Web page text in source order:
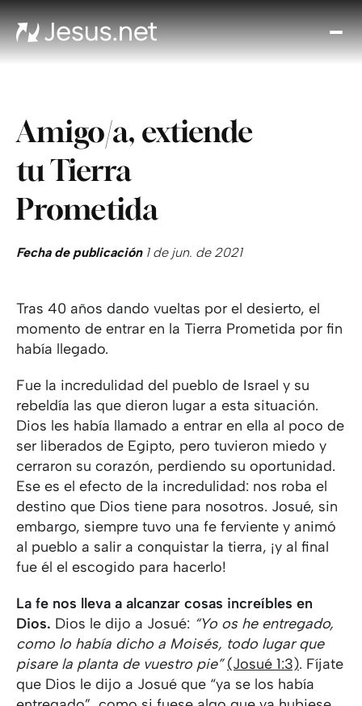
Amigo/a, extiende
tu Tierra
Prometida
Fecha de publicación1 de jun. de 2021
Tras 40 años dando vueltas por el desierto, el
momento de entrar en la Tierra Prometida por fin
había llegado.
Fue la incredulidad del pueblo de Israel y su
rebeldía las que dieron lugar a esta situación.
Dios les había llamado a entrar en ella al poco de
ser liberados de Egipto, pero tuvieron miedo y
cerraron su corazón, perdiendo su oportunidad.
Ese es el efecto de la incredulidad: nos roba el
destino que Dios tiene para nosotros. Josué, sin
embargo, siempre tuvo una fe ferviente y animó
al pueblo a salir a conquistar la tierra, ¡y al final
fue él el escogido para hacerlo!
La fe nos lleva a alcanzar cosas increíbles en
Dios. Dios le dijo a Josué: “Yo os he entregado,
como lo había dicho a Moisés, todo lugar que
pisare la planta de vuestro pie” (Josué 1:3). Fíjate
que Dios le dijo a Josué que “ya se los había